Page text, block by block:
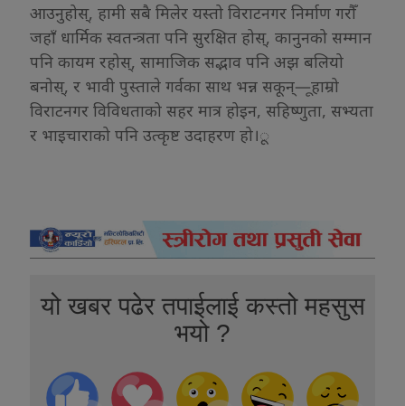
आउनुहोस्, हामी सबै मिलेर यस्तो विराटनगर निर्माण गरौँ
जहाँ धार्मिक स्वतन्त्रता पनि सुरक्षित होस्, कानुनको सम्मान
पनि कायम रहोस्, सामाजिक सद्भाव पनि अझ बलियो
बनोस्, र भावी पुस्ताले गर्वका साथ भन्न सकून्—ूहाम्रो
विराटनगर विविधताको सहर मात्र होइन, सहिष्णुता, सभ्यता
र भाइचाराको पनि उत्कृष्ट उदाहरण हो।ू
यो खबर पढेर तपाईलाई कस्तो महसुस
भयो ?